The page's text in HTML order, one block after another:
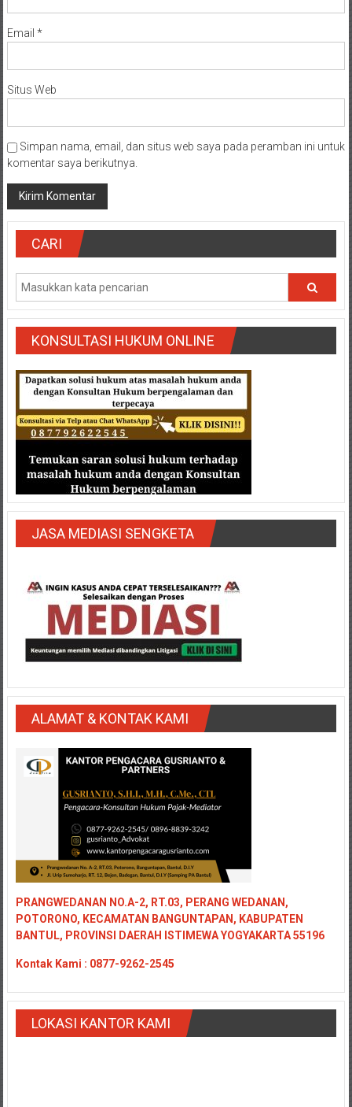
Email *
Situs Web
Simpan nama, email, dan situs web saya pada peramban ini untuk
komentar saya berikutnya.
CARI
KONSULTASI HUKUM ONLINE
JASA MEDIASI SENGKETA
ALAMAT & KONTAK KAMI
PRANGWEDANAN NO.A-2, RT.03, PERANG WEDANAN,
POTORONO, KECAMATAN BANGUNTAPAN, KABUPATEN
BANTUL, PROVINSI DAERAH ISTIMEWA YOGYAKARTA 55196
Kontak Kami : 0877-9262-2545
LOKASI KANTOR KAMI